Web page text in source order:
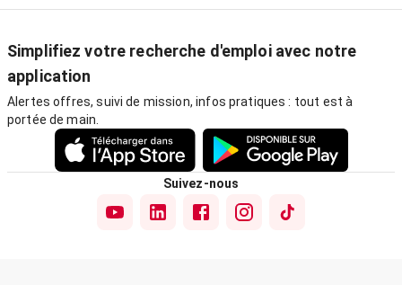
Simplifiez votre recherche d'emploi avec notre
application
Alertes offres, suivi de mission, infos pratiques : tout est à
portée de main.
Suivez-nous